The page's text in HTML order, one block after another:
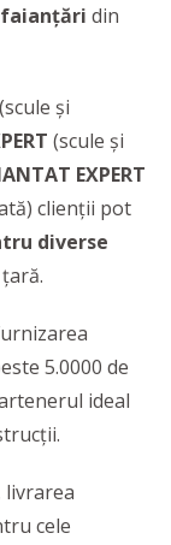
din
(scule și
(scule și
EXPERT
clienții pot
diverse
5.0000 de
ideal
livrarea
cele